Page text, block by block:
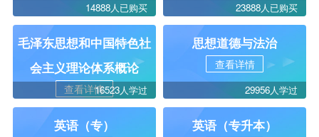
14888人已购买 23888人已购买
毛泽东思想和中国特色社
会主义理论体系概论
查看详情16523人学过
思想道德与法治
查看详情
29956人学过
英语（专） 英语（专升本）